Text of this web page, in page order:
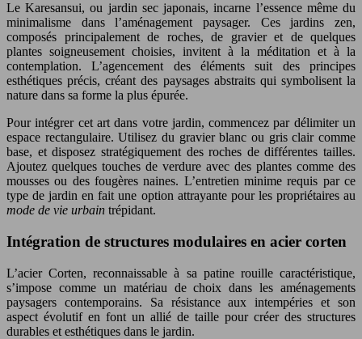
Le Karesansui, ou jardin sec japonais, incarne l’essence même du
minimalisme dans l’aménagement paysager. Ces jardins zen,
composés principalement de roches, de gravier et de quelques
plantes soigneusement choisies, invitent à la méditation et à la
contemplation. L’agencement des éléments suit des principes
esthétiques précis, créant des paysages abstraits qui symbolisent la
nature dans sa forme la plus épurée.
Pour intégrer cet art dans votre jardin, commencez par délimiter un
espace rectangulaire. Utilisez du gravier blanc ou gris clair comme
base, et disposez stratégiquement des roches de différentes tailles.
Ajoutez quelques touches de verdure avec des plantes comme des
mousses ou des fougères naines. L’entretien minime requis par ce
type de jardin en fait une option attrayante pour les propriétaires au
mode de vie urbain trépidant.
Intégration de structures modulaires en acier corten
L’acier Corten, reconnaissable à sa patine rouille caractéristique,
s’impose comme un matériau de choix dans les aménagements
paysagers contemporains. Sa résistance aux intempéries et son
aspect évolutif en font un allié de taille pour créer des structures
durables et esthétiques dans le jardin.